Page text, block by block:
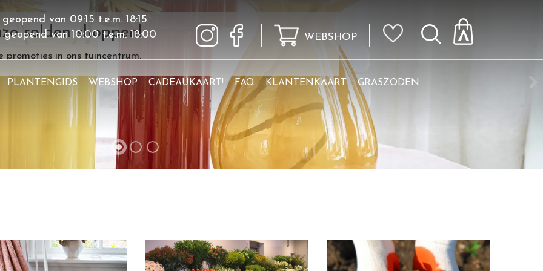
solden shoppen!
promoties in ons tuincentrum.
van 09:15 t.e.m. 18:15
geopend van10:00t.e.m.18:00 WEBSHOP
PLANTENGIDS WEBSHOP CADEAUKAART! FAQ KLANTENKAART GRASZODEN